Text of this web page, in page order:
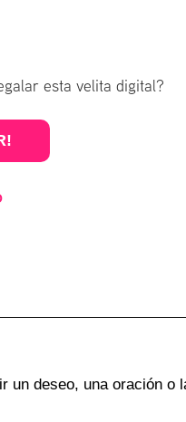
esta velita digital?
deseo, una oración